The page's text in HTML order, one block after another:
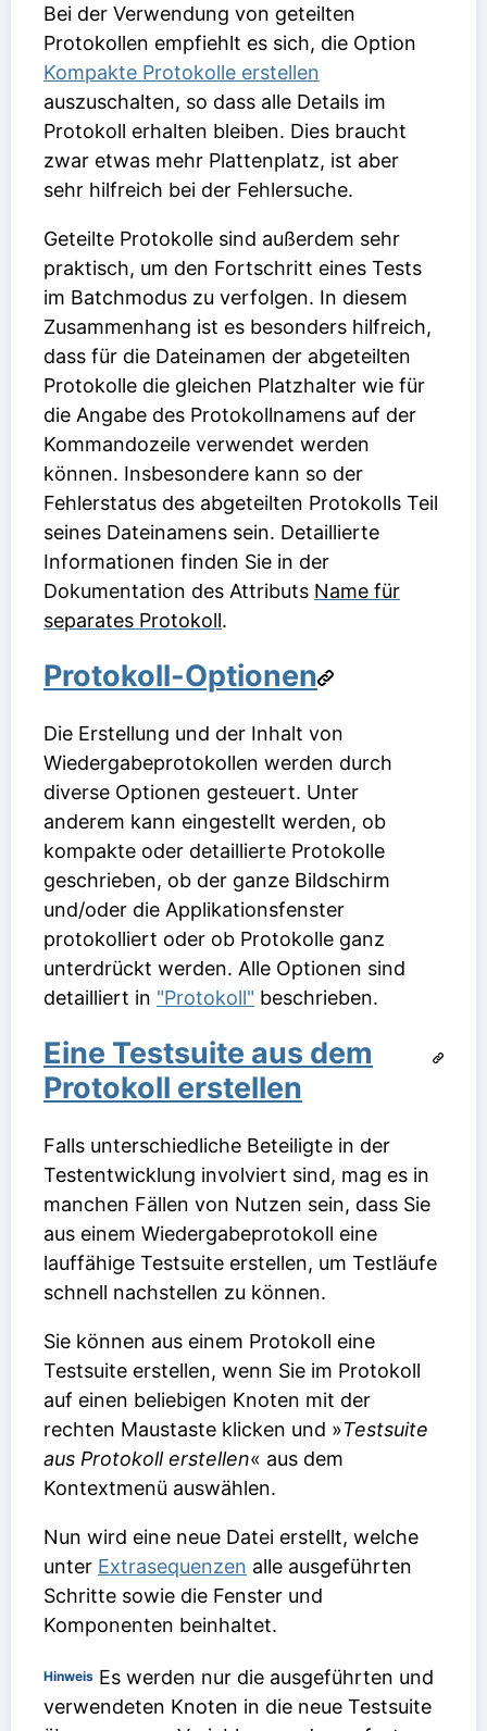
Bei der Verwendung von geteilten
Protokollen empfiehlt es sich, die Option
Kompakte Protokolle erstellen
auszuschalten, so dass alle Details im
Protokoll erhalten bleiben. Dies braucht
zwar etwas mehr Plattenplatz, ist aber
sehr hilfreich bei der Fehlersuche.
Geteilte Protokolle sind außerdem sehr
praktisch, um den Fortschritt eines Tests
im Batchmodus zu verfolgen. In diesem
Zusammenhang ist es besonders hilfreich,
dass für die Dateinamen der abgeteilten
Protokolle die gleichen Platzhalter wie für
die Angabe des Protokollnamens auf der
Kommandozeile verwendet werden
können. Insbesondere kann so der
Fehlerstatus des abgeteilten Protokolls Teil
seines Dateinamens sein. Detaillierte
Informationen finden Sie in der
Dokumentation des Attributs Name für
separates Protokoll.
Protokoll-Optionen
Die Erstellung und der Inhalt von
Wiedergabeprotokollen werden durch
diverse Optionen gesteuert. Unter
anderem kann eingestellt werden, ob
kompakte oder detaillierte Protokolle
geschrieben, ob der ganze Bildschirm
und/oder die Applikationsfenster
protokolliert oder ob Protokolle ganz
unterdrückt werden. Alle Optionen sind
detailliert in "Protokoll" beschrieben.
Eine Testsuite aus dem
Protokoll erstellen
Falls unterschiedliche Beteiligte in der
Testentwicklung involviert sind, mag es in
manchen Fällen von Nutzen sein, dass Sie
aus einem Wiedergabeprotokoll eine
lauffähige Testsuite erstellen, um Testläufe
schnell nachstellen zu können.
Sie können aus einem Protokoll eine
Testsuite erstellen, wenn Sie im Protokoll
auf einen beliebigen Knoten mit der
rechten Maustaste klicken und »Testsuite
aus Protokoll erstellen« aus dem
Kontextmenü auswählen.
Nun wird eine neue Datei erstellt, welche
unter Extrasequenzen alle ausgeführten
Schritte sowie die Fenster und
Komponenten beinhaltet.
Hinweis Es werden nur die ausgeführten und
verwendeten Knoten in die neue Testsuite